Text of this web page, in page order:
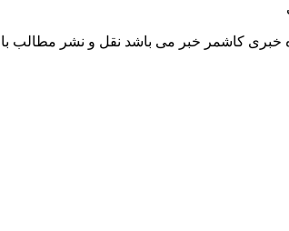
خبری کاشمر خبر می باشد نقل و نشر مطالب با